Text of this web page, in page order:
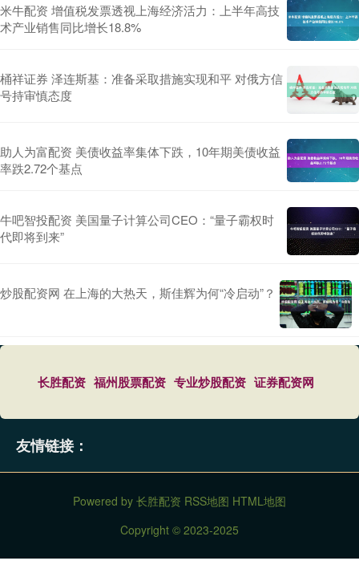
米牛配资 增值税发票透视上海经济活力：上半年高技
术产业销售同比增长18.8%
桶祥证券 泽连斯基：准备采取措施实现和平 对俄方信
号持审慎态度
助人为富配资 美债收益率集体下跌，10年期美债收益
率跌2.72个基点
牛吧智投配资 美国量子计算公司CEO：“量子霸权时
代即将到来”
炒股配资网 在上海的大热天，斯佳辉为何“冷启动”？
长胜配资 福州股票配资 专业炒股配资 证券配资网
友情链接：
Powered by 长胜配资 RSS地图 HTML地图
Copyright © 2023-2025